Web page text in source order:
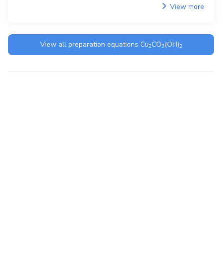
View more
View all preparation equations Cu2CO3(OH)2